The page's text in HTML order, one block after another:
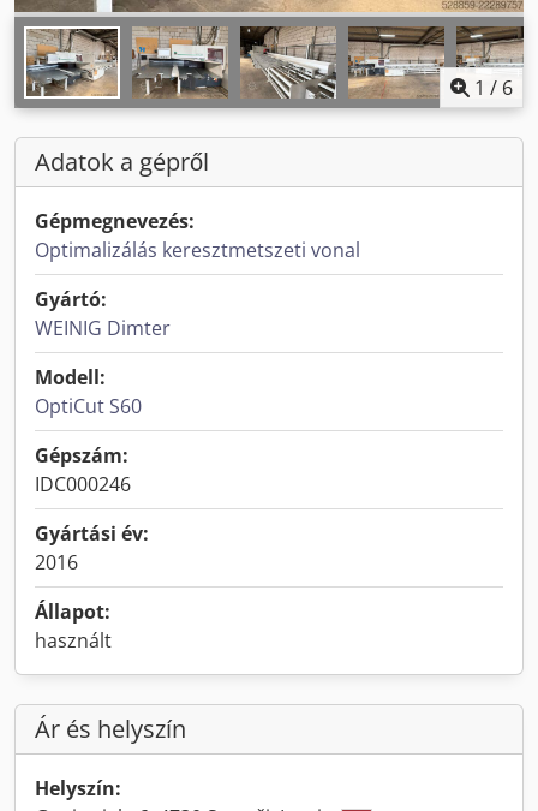
1 / 6
Adatok a gépről
Gépmegnevezés:
Optimalizálás keresztmetszeti vonal
Gyártó:
WEINIG Dimter
Modell:
OptiCut S60
Gépszám:
IDC000246
Gyártási év:
2016
Állapot:
használt
Ár és helyszín
Helyszín: